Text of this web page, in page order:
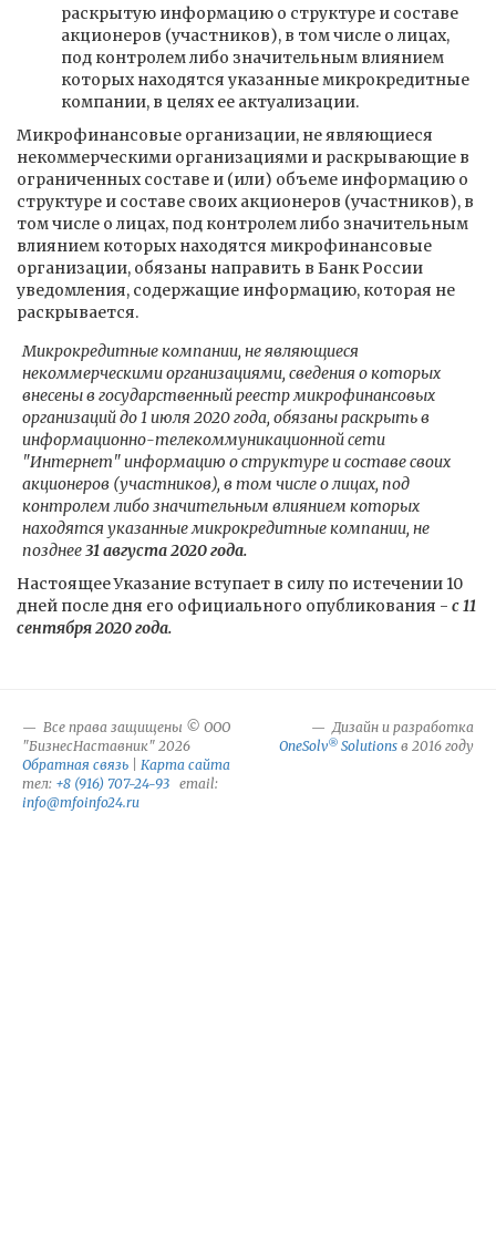
раскрытую информацию о структуре и составе
акционеров (участников), в том числе о лицах,
под контролем либо значительным влиянием
которых находятся указанные микрокредитные
компании, в целях ее актуализации.
Микрофинансовые организации, не являющиеся
некоммерческими организациями и раскрывающие в
ограниченных составе и (или) объеме информацию о
структуре и составе своих акционеров (участников), в
том числе о лицах, под контролем либо значительным
влиянием которых находятся микрофинансовые
организации, обязаны направить в Банк России
уведомления, содержащие информацию, которая не
раскрывается.
Микрокредитные компании, не являющиеся
некоммерческими организациями, сведения о которых
внесены в государственный реестр микрофинансовых
организаций до 1 июля 2020 года, обязаны раскрыть в
информационно-телекоммуникационной сети
"Интернет" информацию о структуре и составе своих
акционеров (участников), в том числе о лицах, под
контролем либо значительным влиянием которых
находятся указанные микрокредитные компании, не
позднее31 августа 2020 года.
Настоящее Указание вступает в силу по истечении 10
дней после дня его официального опубликования - с 11
сентября 2020 года.
Все права защищены © ООО
"БизнесНаставник" 2026
Обратная связь
Карта сайта
тел: +8 (916) 707-24-93 email:
info@mfoinfo24.ru
Дизайн и разработка
OneSolv® Solutions в 2016 году